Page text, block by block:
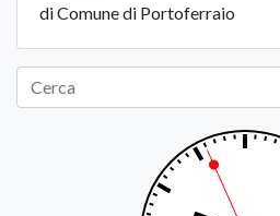
di Comune di Portoferraio